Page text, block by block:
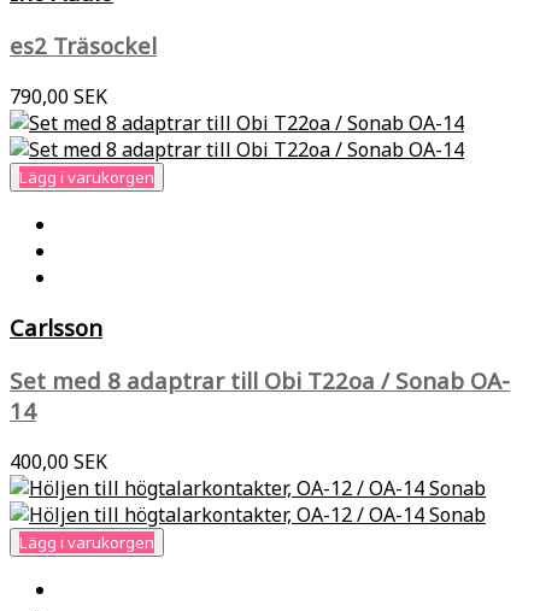
es2 Träsockel
790,00 SEK
Lägg i varukorgen
Carlsson
Set med 8 adaptrar till Obi T22oa / Sonab OA-
14
400,00 SEK
Lägg i varukorgen